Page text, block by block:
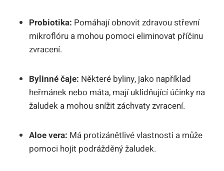
Probiotika: Pomáhají obnovit⁢ zdravou střevní
mikroflóru a mohou pomoci‌ eliminovat příčinu
zvracení.
Bylinné čaje: Některé byliny, jako například
heřmánek nebo máta, mají uklidňující účinky na
žaludek ⁣a mohou snížit záchvaty zvracení.
Aloe vera: Má protizánětlivé ​vlastnosti a ⁣může⁣
pomoci hojit podrážděný žaludek.